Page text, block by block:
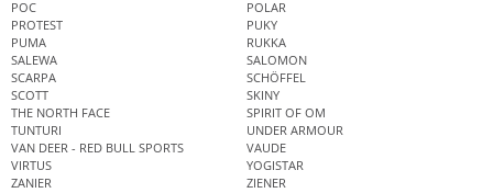
POC
POLAR
PROTEST
PUKY
PUMA
RUKKA
SALEWA
SALOMON
SCARPA
SCHÖFFEL
SCOTT
SKINY
THE NORTH FACE
SPIRIT OF OM
TUNTURI
UNDER ARMOUR
VAN DEER - RED BULL SPORTS
VAUDE
VIRTUS
YOGISTAR
ZANIER
ZIENER